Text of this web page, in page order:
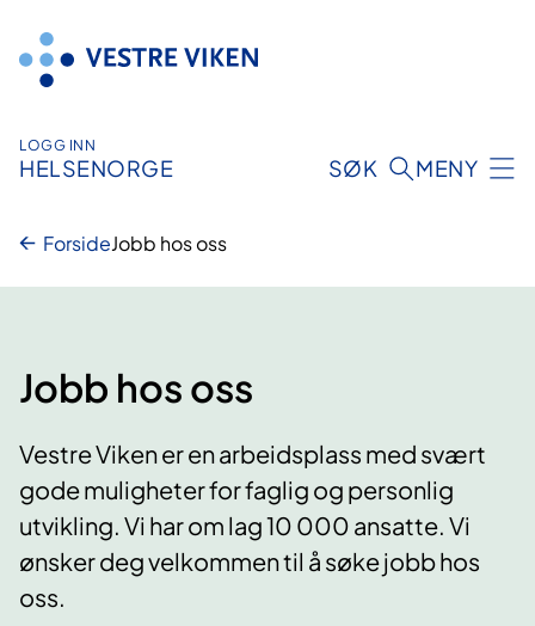
innhold
LOGG INN
HELSENORGE SØK MENY
ForsideJobb hos oss
Jobb hos oss
Vestre Viken er en arbeidsplass med svært
gode muligheter for faglig og personlig
utvikling. Vi har om lag 10 000 ansatte. Vi
ønsker deg velkommen til å søke jobb hos
oss.